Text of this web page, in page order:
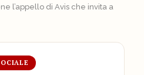
l’appello di Avis che invita a